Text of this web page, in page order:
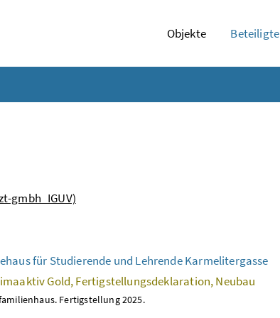
Objekte Beteiligte
gmbh_IGUV)
für Studierende und Lehrende Karmelitergasse
Gold, Fertigstellungsdeklaration, Neubau
Fertigstellung 2025.